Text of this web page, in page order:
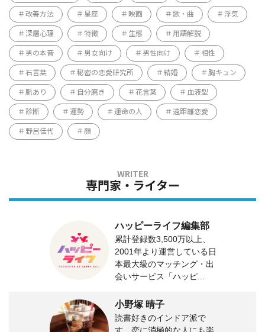
改善方法 星座 映画 歌・曲 浮気
深層心理 特徴 生態 用語解説
男の本音 男女向け 男性向け 相性
石言葉 秘密の恋愛研究所 結婚 胸キュン
脈あり 自分磨き 花言葉 血液型
診断 運勢 運命の人 遠距離恋愛
野呂佳代 顔
専門家・ライター
ハッピーライフ編集部
累計登録数3,500万以上、
2001年より運営している日
本最大級のマッチング・出
会いサービス「ハッピ...
小野塚 晴子
読書好きのインドア派で